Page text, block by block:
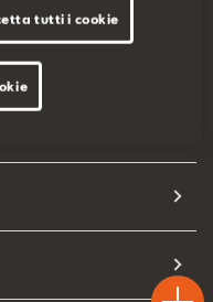
Drive
Chiama
tutti i cookie